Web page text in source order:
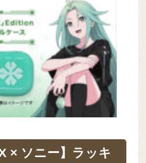
× ソニー】ラッキ